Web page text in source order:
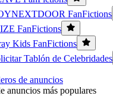
FanFictions
FanFictions
Kids FanFictions
Tablón de Celebridades
de anuncios
anuncios más populares